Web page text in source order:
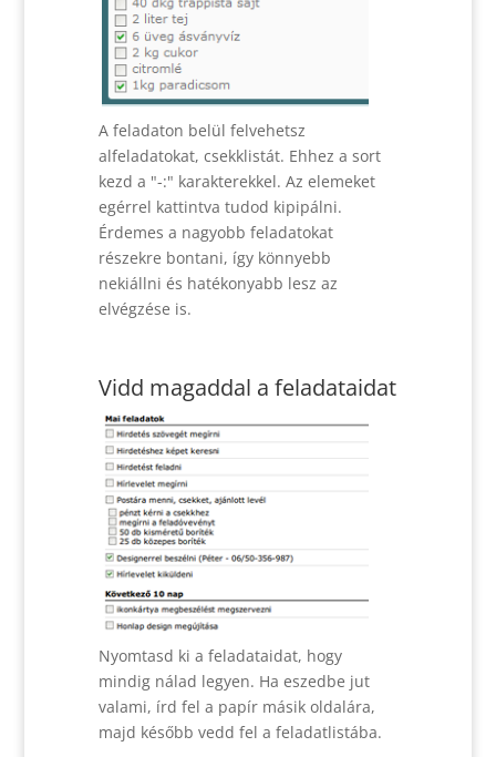
A feladaton belül felvehetsz
alfeladatokat, csekklistát. Ehhez a sort
kezd a "-:" karakterekkel. Az elemeket
egérrel kattintva tudod kipipálni.
Érdemes a nagyobb feladatokat
részekre bontani, így könnyebb
nekiállni és hatékonyabb lesz az
elvégzése is.
Vidd magaddal a feladataidat
Nyomtasd ki a feladataidat, hogy
mindig nálad legyen. Ha eszedbe jut
valami, írd fel a papír másik oldalára,
majd később vedd fel a feladatlistába.